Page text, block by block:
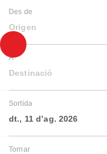
Des de
Origen
A
Destinació
Sortida
dt., 11 d’ag. 2026
Tornar